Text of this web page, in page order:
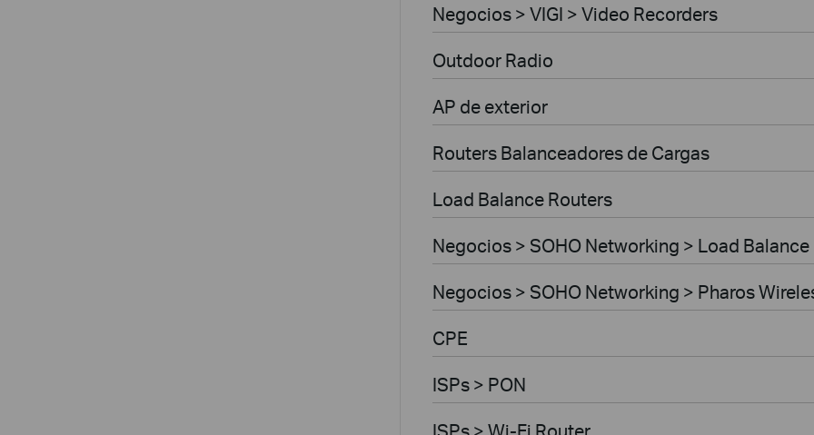
Negocios > VIGI > Video Recorders
Outdoor Radio
AP de exterior
Routers Balanceadores de Cargas
Load Balance Routers
Negocios > SOHO Networking > Load
Negocios > SOHO Networking > Pharos
CPE
ISPs > PON
ISPs > Wi-Fi Router